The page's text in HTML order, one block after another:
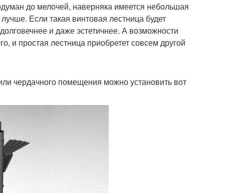
до мелочей, наверняка имеется небольшая
Если такая винтовая лестница будет
и даже эстетичнее. А возможности
и простая лестница приобретет совсем другой
чердачного помещения можно установить вот